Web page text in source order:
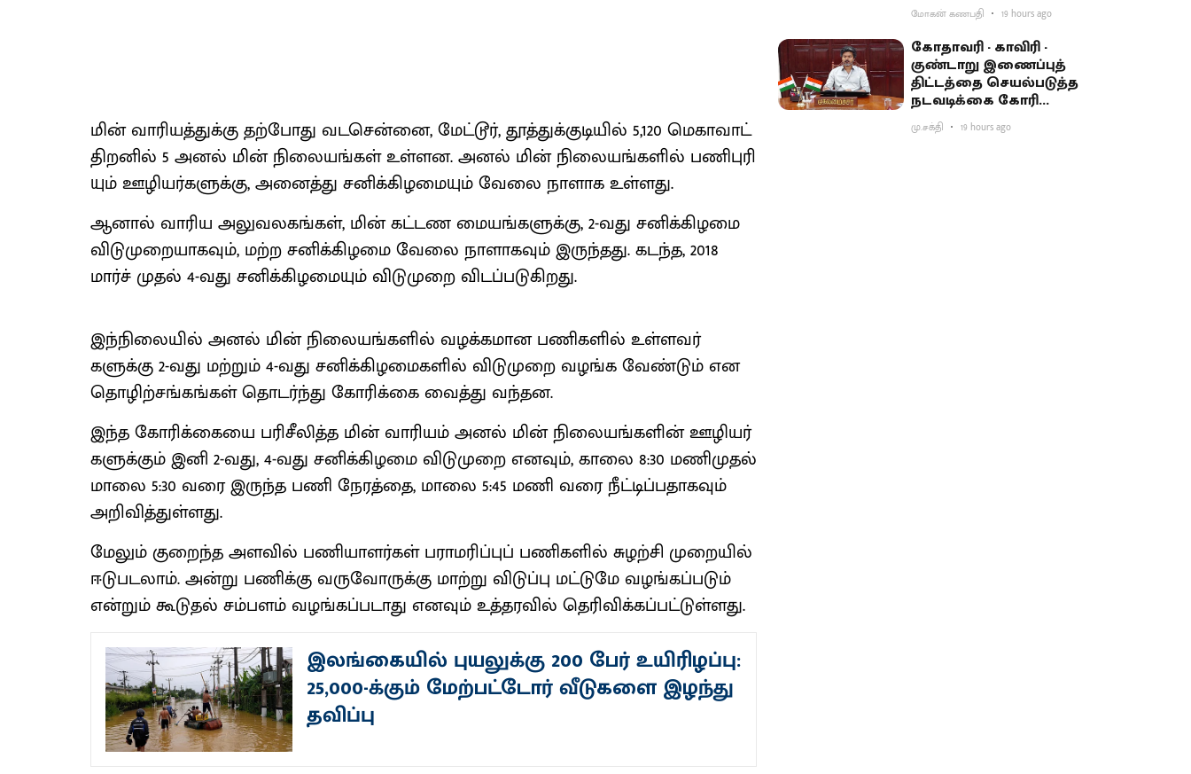
மின் வாரி​யத்​துக்கு தற்​போது வடசென்​னை, மேட்​டூர், தூத்​துக்​குடி​யில் 5,120 மெகா​வாட்
திறனில் 5 அனல் மின் நிலை​யங்​கள் உள்​ளன. அனல் மின் நிலை​யங்​களில் பணிபுரி​
யும் ஊழியர்​களுக்​கு, அனைத்து சனிக்​கிழமை​யும் வேலை நாளாக உள்​ளது.
ஆனால் வாரிய அலு​வல​கங்​கள், மின் கட்டண மையங்​களுக்​கு, 2-வது சனிக்​கிழமை
விடுமுறை​யாக​வும், மற்ற சனிக்​கிழமை வேலை நாளாக​வும் இருந்​தது. கடந்த, 2018
மார்ச் முதல் 4-வது சனிக்​கிழமை​யும் விடுமுறை விடப்​படு​கிறது.
இந்​நிலை​யில் அனல் மின் நிலை​யங்​களில் வழக்​க​மான பணி​களில் உள்​ளவர்​
களுக்கு 2-வது மற்​றும் 4-வது சனிக்​கிழமை​களில் விடுமுறை வழங்க வேண்​டும் என
தொழிற்​சங்​கங்​கள் தொடர்ந்து கோரிக்கை வைத்து வந்​தன.
இந்த கோரிக்​கையை பரிசீலித்த மின் வாரி​யம் அனல் மின் நிலை​யங்​களின் ஊழியர்​
களுக்​கும் இனி 2-வது, 4-வது சனிக்​கிழமை விடுமுறை எனவும், காலை 8:30 மணி​முதல்
மாலை 5:30 வரை இருந்த பணி நேரத்​தை, மாலை 5:45 மணி வரை நீட்​டிப்​ப​தாக​வும்
அறி​வித்​துள்​ளது.
மேலும் குறைந்த அளவில் பணி​யாளர்​கள் பராமரிப்​புப் பணி​களில் சுழற்சி முறை​யில்
ஈடு​படலாம். அன்​று பணிக்கு வரு​வோருக்கு மாற்று விடுப்பு மட்​டுமே வழங்​கப்​படும்
என்​றும் கூடு​தல் சம்​பளம் வழங்​கப்​ப​டாது எனவும் உத்​தர​வில்​ தெரிவிக்​கப்​பட்​டுள்​ளது.
இலங்கையில் புயலுக்கு 200 பேர் உயிரிழப்பு:
25,000-க்கும் மேற்பட்டோர் வீடுகளை இழந்து
தவிப்பு
மோகன் கணபதி 19 hours ago
கோதாவரி - காவிரி -
குண்டாறு இணைப்புத்
திட்டத்தை செயல்படுத்த
நடவடிக்கை கோரி
பிரதமருக்கு முதல்வர்
விஜய் கடிதம்
மு.சக்தி 19 hours ago